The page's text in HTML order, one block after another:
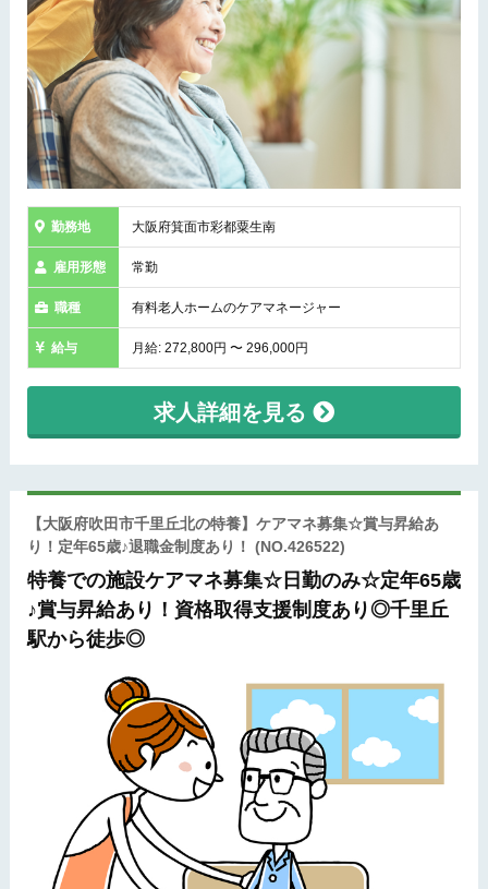
勤務地 大阪府箕面市彩都粟生南
雇用形態 常勤
職種 有料老人ホームのケアマネージャー
給与 月給: 272,800円 〜 296,000円
求人詳細を見る
【大阪府吹田市千里丘北の特養】ケアマネ募集☆賞与昇給あ
り！定年65歳♪退職金制度あり！ (NO.426522)
特養での施設ケアマネ募集☆日勤のみ☆定年65歳
♪賞与昇給あり！資格取得支援制度あり◎千里丘
駅から徒歩◎